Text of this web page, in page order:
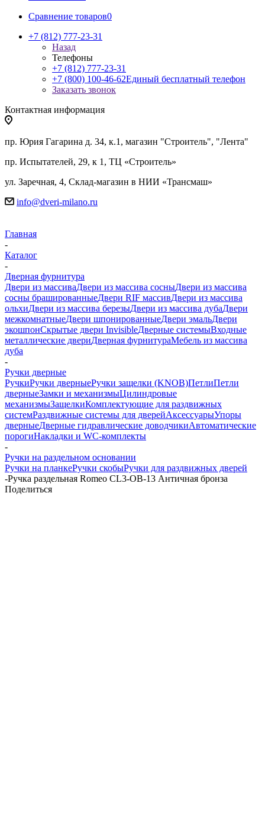
Сравнение товаров0
+7 (812) 777-23-31
Назад
Телефоны
+7 (812) 777-23-31
+7 (800) 100-46-62Единый бесплатный телефон
Заказать звонок
Контактная информация
пр. Юрия Гагарина д. 34, к.1, магазин "Строитель", "Лента"
пр. Испытателей, 29, к 1, ТЦ «Строитель»
ул. Заречная, 4, Склад-магазин в НИИ «Трансмаш»
info@dveri-milano.ru
Главная
-
Каталог
-
Дверная фурнитура
Двери из массиваДвери из массива сосныДвери из массива
сосны брашированныеДвери RIF массивДвери из массива
ольхиДвери из массива березыДвери из массива дубаДвери
межкомнатныеДвери шпонированныеДвери эмальДвери
экошпонСкрытые двери InvisibleДверные системыВходные
металлические двериДверная фурнитураМебель из массива
дуба
-
Ручки дверные
РучкиРучки дверныеРучки защелки (KNOB)ПетлиПетли
дверныеЗамки и механизмыЦилиндровые
механизмыЗащелкиКомплектующие для раздвижных
системРаздвижные системы для дверейАксессуарыУпоры
дверныеДверные гидравлические доводчикиАвтоматические
порогиНакладки и WC-комплекты
-
Ручки на раздельном основании
Ручки на планкеРучки скобыРучки для раздвижных дверей
-Ручка раздельная Romeo CL3-OB-13 Античная бронза
Поделиться